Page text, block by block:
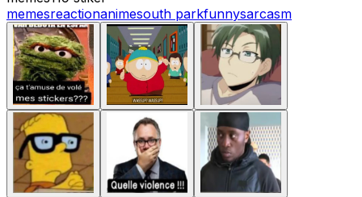
memesreactionanimesouth parkfunnysarcasm